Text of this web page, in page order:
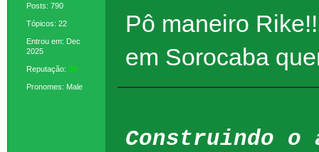
Posts: 790
Tópicos: 22
Entrou em: Dec
2025
Reputação: 38
Pronomes: Male
Pô maneiro
em Sorocaba
Construindo o